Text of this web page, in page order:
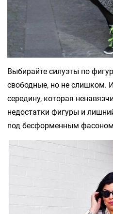
Выбирайте силуэты по
свободные, но не слишком.
середину, которая
недостатки фигуры и
под бесформенным